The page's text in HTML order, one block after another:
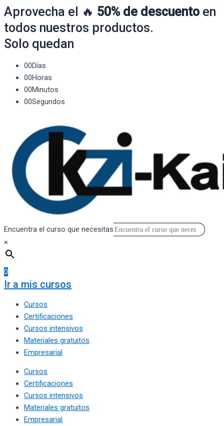
Aprovecha el 🔥 50% de descuento en
todos nuestros productos.
Solo quedan
00Días
00Horas
00Minutos
00Segundos
Encuentra el curso que necesitas
×
0
Ir a mis cursos
Cursos
Certificaciones
Cursos intensivos
Materiales gratuitos
Empresarial
Cursos
Certificaciones
Cursos intensivos
Materiales gratuitos
Empresarial